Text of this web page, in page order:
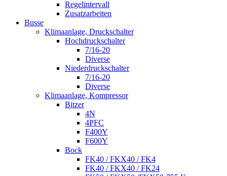
Regelintervall
Zusatzarbeiten
Busse
Klimaanlage, Druckschalter
Hochdruckschalter
7/16-20
Diverse
Niederdruckschalter
7/16-20
Diverse
Klimaanlage, Kompressor
Bitzer
4N
4PFC
F400Y
F600Y
Bock
FK40 / FKX40 / FK4
FK40 / FKX40 / FK24